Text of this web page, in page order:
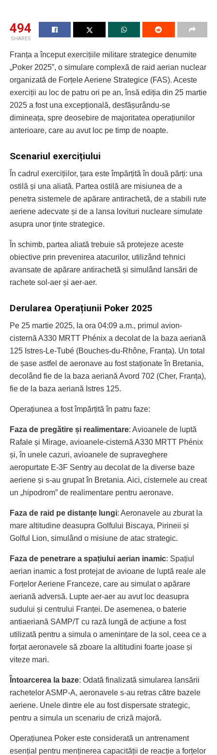
494
SHARES
Franța a început exercițiile militare strategice denumite
„Poker 2025”, o simulare complexă de raid aerian nuclear
organizată de Forțele Aeriene Strategice (FAS). Aceste
exerciții au loc de patru ori pe an, însă ediția din 25 martie
2025 a fost una excepțională, desfășurându-se
dimineața, spre deosebire de majoritatea operațiunilor
anterioare, care au avut loc pe timp de noapte.
Scenariul exercițiului
În cadrul exercițiilor, țara este împărțită în două părți: una
ostilă și una aliată. Partea ostilă are misiunea de a
penetra sistemele de apărare antirachetă, de a stabili rute
aeriene adecvate și de a lansa lovituri nucleare simulate
asupra unor ținte strategice.
În schimb, partea aliată trebuie să protejeze aceste
obiective prin prevenirea atacurilor, utilizând tehnici
avansate de apărare antirachetă și simulând lansări de
rachete sol-aer și aer-aer.
Derularea Operațiunii Poker 2025
Pe 25 martie 2025, la ora 04:09 a.m., primul avion-
cisternă A330 MRTT Phénix a decolat de la baza aeriană
125 Istres-Le-Tubé (Bouches-du-Rhône, Franța). Un total
de șase astfel de aeronave au fost staționate în Bretania,
decolând fie de la baza aeriană Avord 702 (Cher, Franța),
fie de la baza aeriană Istres 125.
Operațiunea a fost împărțită în patru faze:
Faza de pregătire și realimentare: Avioanele de luptă
Rafale și Mirage, avioanele-cisternă A330 MRTT Phénix
și, în unele cazuri, avioanele de supraveghere
aeropurtate E-3F Sentry au decolat de la diverse baze
aeriene și s-au grupat în Bretania. Aici, cisternele au creat
un „hipodrom” de realimentare pentru aeronave.
Faza de raid pe distanțe lungi: Aeronavele au zburat la
mare altitudine deasupra Golfului Biscaya, Pirineii și
Golful Lion, simulând o misiune de atac strategic.
Faza de penetrare a spațiului aerian inamic: Spațiul
aerian inamic a fost protejat de avioane de luptă reale ale
Forțelor Aeriene Franceze, care au simulat o apărare
aeriană adversă. Lupte aer-aer au avut loc deasupra
sudului și centrului Franței. De asemenea, o baterie
antiaeriană SAMP/T cu rază lungă de acțiune a fost
utilizată pentru a simula o amenințare de la sol, ceea ce a
forțat aeronavele să zboare la altitudini foarte joase și
viteze mari.
Întoarcerea la baze: Odată finalizată simularea lansării
rachetelor ASMP-A, aeronavele s-au retras către bazele
aeriene. Unele dintre ele au fost dispersate strategic,
pentru a simula un scenariu de criză majoră.
Operațiunea Poker este considerată un antrenament
esențial pentru menținerea capacității de reacție a forțelor